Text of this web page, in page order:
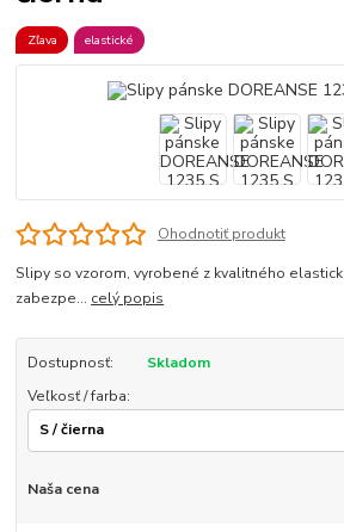
Zľava elastické
Ohodnotiť produkt
Slipy so vzorom, vyrobené z kvalitného
zabezpe... celý popis
Dostupnosť:
Skladom
Veľkosť / farba:
Naša cena